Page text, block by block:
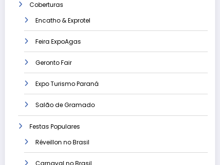
Coberturas
Encatho & Exprotel
Feira ExpoAgas
Geronto Fair
Expo Turismo Paraná
Salão de Gramado
Festas Populares
Réveillon no Brasil